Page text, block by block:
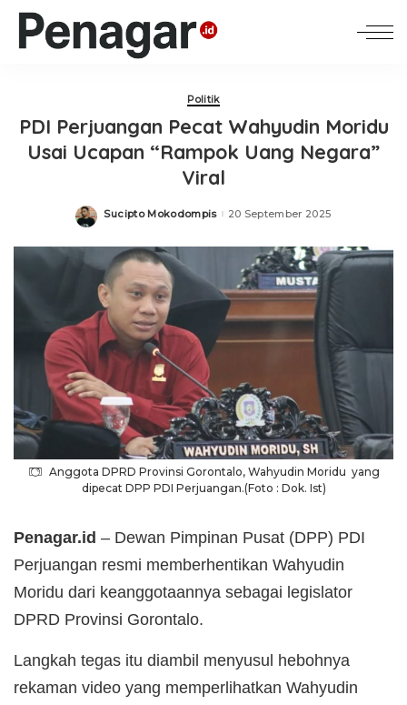
Politik
PDI Perjuangan Pecat Wahyudin Moridu
Usai Ucapan “Rampok Uang Negara”
Viral
Posted
Sucipto Mokodompis 20 September 2025
Anggota DPRD Provinsi Gorontalo, Wahyudin Moridu yang
dipecat DPP PDI Perjuangan.(Foto : Dok. Ist)
Penagar.id – Dewan Pimpinan Pusat (DPP) PDI
Perjuangan resmi memberhentikan Wahyudin
Moridu dari keanggotaannya sebagai legislator
DPRD Provinsi Gorontalo.
Langkah tegas itu diambil menyusul hebohnya
rekaman video yang memperlihatkan Wahyudin